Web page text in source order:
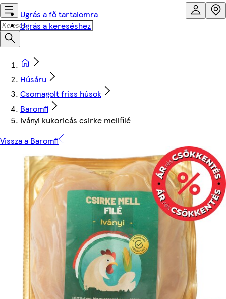
Ugrás a fő tartalomra
Ugrás a kereséshez
Húsáru
Csomagolt friss húsok
Baromfi
Iványi kukoricás csirke mellfilé
Vissza a Baromfi